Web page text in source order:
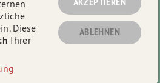
- Alle Rechte vorbehalten.
Diese
Ihrer
AKZEPTIEREN
ABLEHNEN